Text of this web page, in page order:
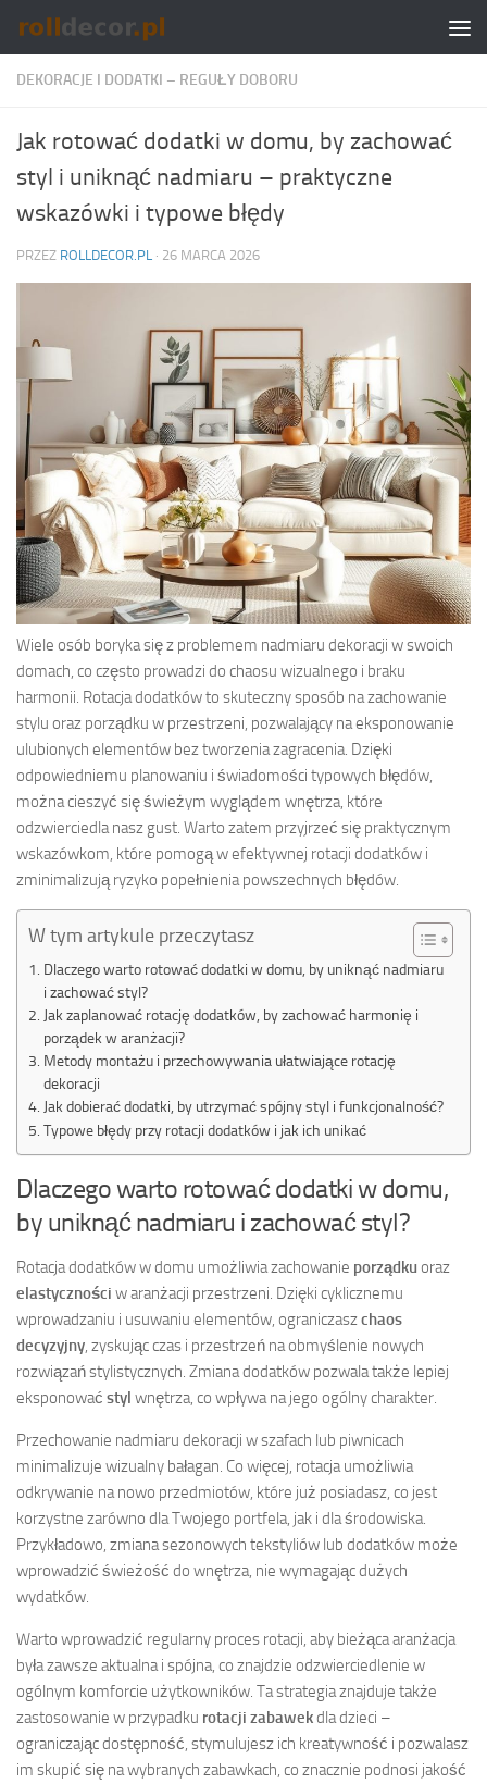
Skip to content
DEKORACJE I DODATKI – REGUŁY DOBORU
Jak rotować dodatki w domu, by zachować
styl i uniknąć nadmiaru – praktyczne
wskazówki i typowe błędy
PRZEZ ROLLDECOR.PL · 26 MARCA 2026
Wiele osób boryka się z problemem nadmiaru dekoracji w swoich
domach, co często prowadzi do chaosu wizualnego i braku
harmonii. Rotacja dodatków to skuteczny sposób na zachowanie
stylu oraz porządku w przestrzeni, pozwalający na eksponowanie
ulubionych elementów bez tworzenia zagracenia. Dzięki
odpowiedniemu planowaniu i świadomości typowych błędów,
można cieszyć się świeżym wyglądem wnętrza, które
odzwierciedla nasz gust. Warto zatem przyjrzeć się praktycznym
wskazówkom, które pomogą w efektywnej rotacji dodatków i
zminimalizują ryzyko popełnienia powszechnych błędów.
W tym artykule przeczytasz
Dlaczego warto rotować dodatki w domu, by uniknąć nadmiaru
i zachować styl?
Jak zaplanować rotację dodatków, by zachować harmonię i
porządek w aranżacji?
Metody montażu i przechowywania ułatwiające rotację
dekoracji
Jak dobierać dodatki, by utrzymać spójny styl i funkcjonalność?
Typowe błędy przy rotacji dodatków i jak ich unikać
Dlaczego warto rotować dodatki w domu,
by uniknąć nadmiaru i zachować styl?
Rotacja dodatków w domu umożliwia zachowanie porządkuoraz
elastyczności w aranżacji przestrzeni. Dzięki cyklicznemu
wprowadzaniu i usuwaniu elementów, ograniczaszchaos
decyzyjny , zyskując czas i przestrzeń na obmyślenie nowych
rozwiązań stylistycznych. Zmiana dodatków pozwala także lepiej
eksponować styl wnętrza, co wpływa na jego ogólny charakter.
Przechowanie nadmiaru dekoracji w szafach lub piwnicach
minimalizuje wizualny bałagan. Co więcej, rotacja umożliwia
odkrywanie na nowo przedmiotów, które już posiadasz, co jest
korzystne zarówno dla Twojego portfela, jak i dla środowiska.
Przykładowo, zmiana sezonowych tekstyliów lub dodatków może
wprowadzić świeżość do wnętrza, nie wymagając dużych
wydatków.
Warto wprowadzić regularny proces rotacji, aby bieżąca aranżacja
była zawsze aktualna i spójna, co znajdzie odzwierciedlenie w
ogólnym komforcie użytkowników. Ta strategia znajduje także
zastosowanie w przypadku rotacji zabawekdla dzieci –
ograniczając dostępność, stymulujesz ich kreatywność i pozwalasz
im skupić się na wybranych zabawkach, co znacznie podnosi jakość